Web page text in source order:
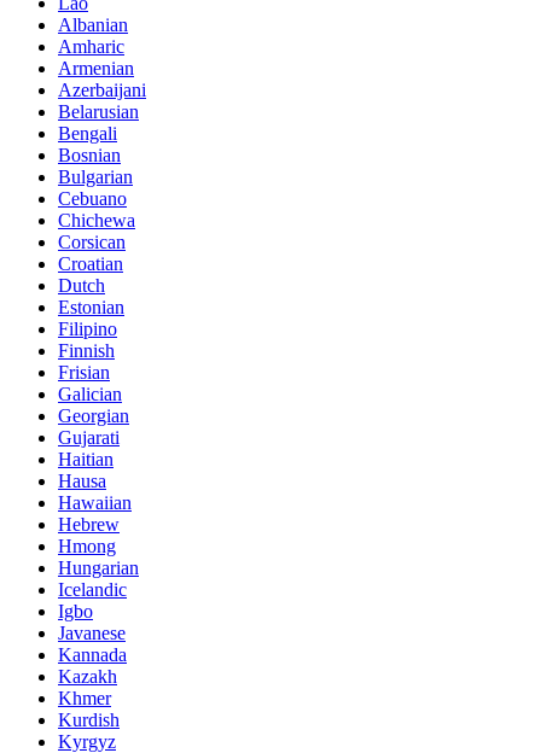
Albanian
Amharic
Armenian
Azerbaijani
Belarusian
Bengali
Bosnian
Bulgarian
Cebuano
Chichewa
Corsican
Croatian
Dutch
Estonian
Filipino
Finnish
Frisian
Galician
Georgian
Gujarati
Haitian
Hausa
Hawaiian
Hebrew
Hmong
Hungarian
Icelandic
Igbo
Javanese
Kannada
Kazakh
Khmer
Kurdish
Kyrgyz